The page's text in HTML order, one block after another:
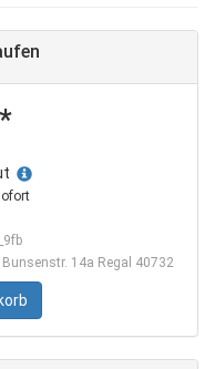
14a Regal 40732